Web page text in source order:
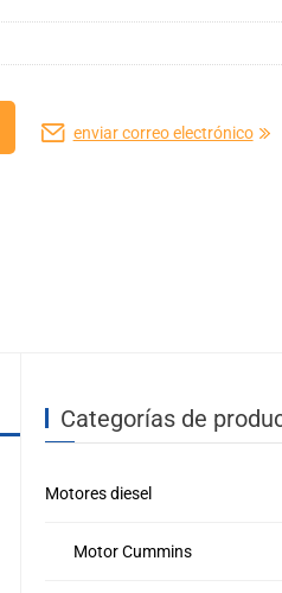
enviar correo electrónico
Categorías de
Motores diesel
Motor Cummins